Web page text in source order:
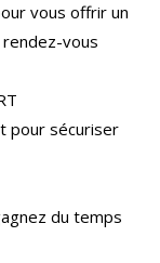
vous offrir un
vous
pour sécuriser
du temps